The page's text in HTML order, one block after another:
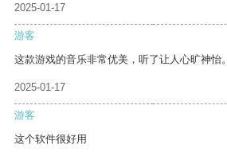
2025-01-17
游客
这款游戏的音乐非常优美，听了让人心旷神怡。
2025-01-17
游客
这个软件很好用